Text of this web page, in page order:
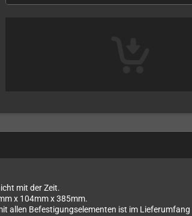
mit der Zeit.
x 104mm x 385mm.
allen Befestigungselementen ist im